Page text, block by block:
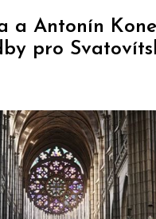
a Antonín
pro